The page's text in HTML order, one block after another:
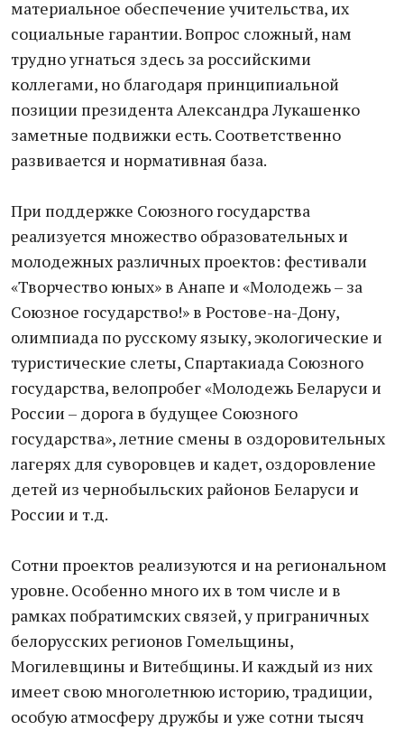
материальное обеспечение учительства, их
социальные гарантии. Вопрос сложный, нам
трудно угнаться здесь за российскими
коллегами, но благодаря принципиальной
позиции президента Александра Лукашенко
заметные подвижки есть. Соответственно
развивается и нормативная база.
При поддержке Союзного государства
реализуется множество образовательных и
молодежных различных проектов: фестивали
«Творчество юных» в Анапе и «Молодежь – за
Союзное государство!» в Ростове-на-Дону,
олимпиада по русскому языку, экологические и
туристические слеты, Спартакиада Союзного
государства, велопробег «Молодежь Беларуси и
России – дорога в будущее Союзного
государства», летние смены в оздоровительных
лагерях для суворовцев и кадет, оздоровление
детей из чернобыльских районов Беларуси и
России и т.д.
Сотни проектов реализуются и на региональном
уровне. Особенно много их в том числе и в
рамках побратимских связей, у приграничных
белорусских регионов Гомельщины,
Могилевщины и Витебщины. И каждый из них
имеет свою многолетнюю историю, традиции,
особую атмосферу дружбы и уже сотни тысяч